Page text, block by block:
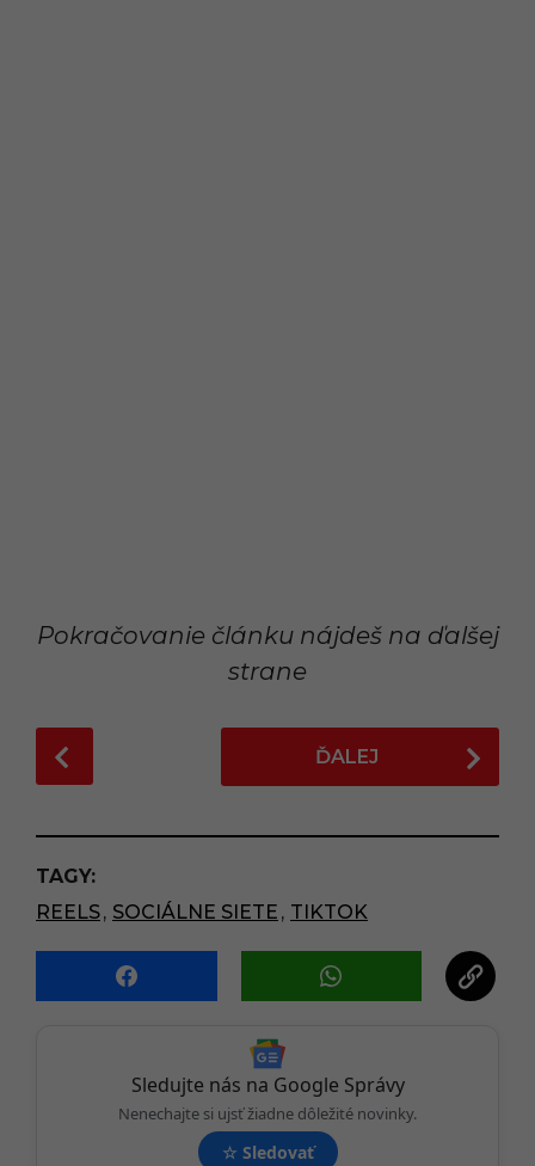
Pokračovanie článku nájdeš na ďalšej
strane
o
t
P
a
g
i
n
ĎALEJ
TAGY:
REELS, SOCIÁLNE SIETE , TIKTOK
Sledujte nás na Google Správy
Nenechajte si ujsť žiadne dôležité novinky.
☆ Sledovať